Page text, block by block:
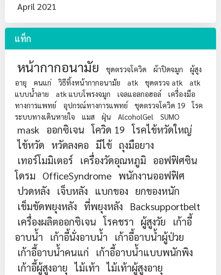
April 2021
แท็ก
หน้ากากอนามัย ชุดตรวจโควิด ผ้าปิดจมูก
ผู้สูง
อายุ
คนแก่ วิธีทิ้งหน้ากากอนามัย atk ชุดตรวจ atk
atk
แบบน้ำลาย
atk แบบโพรงจมูก เจลแอลกอฮอล์
เครื่องมือ
ทางการแพทย์
อุปกรณ์ทางการแพทย์ ชุดตรวจโควิด 19
โรค
ระบบทางเดินหายใจ
แมส ฝุ่น AlcoholGel SUMO
mask ออกซิเจน โควิด 19 โรคไข้หวัดใหญ่
ไข้หวัด
หวัดลงคอ มีไข้ ถุงมือยาง
เทอร์โมมิเตอร์
เครื่องวัดอุณหภูมิ
ออฟฟิศซิน
โดรม
OfficeSyndrome พนักงานออฟฟิศ
ปวดหลัง
เจ็บหลัง แบกของ
ยกของหนัก
เข็มขัดพยุงหลัง
ที่พยุงหลัง
Backsupportbelt
เครื่องผลิตออกซิเจน โรคชรา ผู้สูงวัย
เก้าอี้
อาบน้ำ
เก้าอี้นั่งอาบน้ำ
เก้าอี้อาบน้ำผู้ป่วย
เก้าอี้อาบน้ำคนแก่
เก้าอี้อาบน้ำแบบพนักพิง
เก้าอี้ผู้สูงอายุ ไม้เท้า ไม้เท้าผู้สูงอายุ